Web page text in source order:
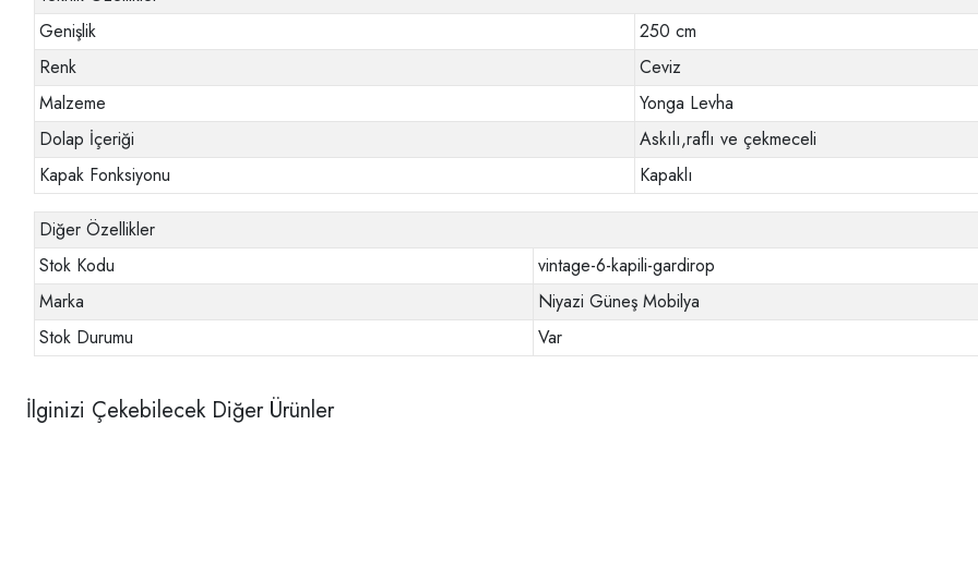
Genişlik
250 cm
Renk
Ceviz
Malzeme
Yonga Levha
Dolap İçeriği
Askılı,raflı ve çekmeceli
Kapak Fonksiyonu
Kapaklı
Diğer Özellikler
Stok Kodu
vintage-6-kapili-gardirop
Marka
Niyazi Güneş Mobilya
Stok Durumu
Var
İlginizi Çekebilecek Diğer Ürünler